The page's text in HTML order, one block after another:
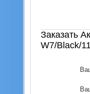
Заказать
W7/Black/